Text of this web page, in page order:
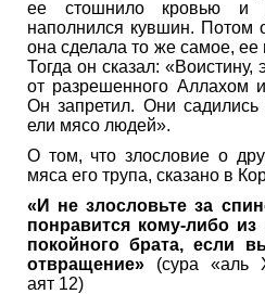
ее стошнило кровью и
наполнился кувшин. Потом
она сделала то же самое,
Тогда он сказал:
от разрешенного Аллахом
Он запретил. Они
ели мясо людей».
О том, что злословие о
мяса его трупа, сказано в
«И не злословьте за
понравится кому-либо
покойного брата, если
отвращение» (сура «аль
аят 12)